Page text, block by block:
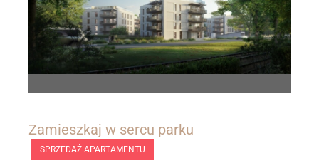
Zamieszkaj w sercu parku
SPRZEDAŻ APARTAMENTU